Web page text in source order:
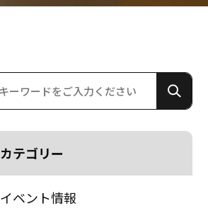
カテゴリー
イベント情報